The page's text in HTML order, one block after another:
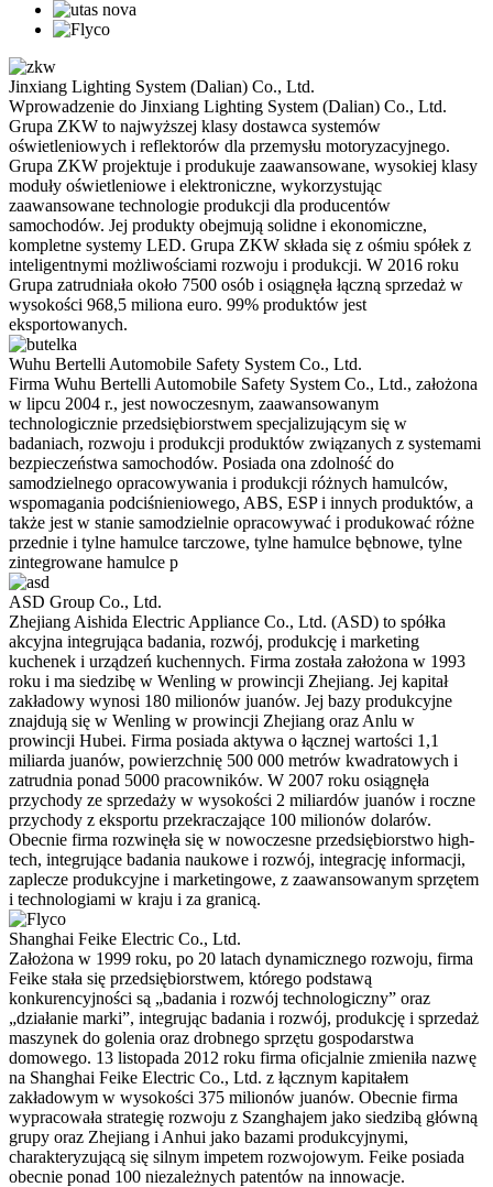
Jinxiang Lighting System (Dalian) Co., Ltd.
Wprowadzenie do Jinxiang Lighting System (Dalian) Co., Ltd.
Grupa ZKW to najwyższej klasy dostawca systemów
oświetleniowych i reflektorów dla przemysłu motoryzacyjnego.
Grupa ZKW projektuje i produkuje zaawansowane, wysokiej klasy
moduły oświetleniowe i elektroniczne, wykorzystując
zaawansowane technologie produkcji dla producentów
samochodów. Jej produkty obejmują solidne i ekonomiczne,
kompletne systemy LED. Grupa ZKW składa się z ośmiu spółek z
inteligentnymi możliwościami rozwoju i produkcji. W 2016 roku
Grupa zatrudniała około 7500 osób i osiągnęła łączną sprzedaż w
wysokości 968,5 miliona euro. 99% produktów jest
eksportowanych.
Wuhu Bertelli Automobile Safety System Co., Ltd.
Firma Wuhu Bertelli Automobile Safety System Co., Ltd., założona
w lipcu 2004 r., jest nowoczesnym, zaawansowanym
technologicznie przedsiębiorstwem specjalizującym się w
badaniach, rozwoju i produkcji produktów związanych z systemami
bezpieczeństwa samochodów. Posiada ona zdolność do
samodzielnego opracowywania i produkcji różnych hamulców,
wspomagania podciśnieniowego, ABS, ESP i innych produktów, a
także jest w stanie samodzielnie opracowywać i produkować różne
przednie i tylne hamulce tarczowe, tylne hamulce bębnowe, tylne
zintegrowane hamulce p
ASD Group Co., Ltd.
Zhejiang Aishida Electric Appliance Co., Ltd. (ASD) to spółka
akcyjna integrująca badania, rozwój, produkcję i marketing
kuchenek i urządzeń kuchennych. Firma została założona w 1993
roku i ma siedzibę w Wenling w prowincji Zhejiang. Jej kapitał
zakładowy wynosi 180 milionów juanów. Jej bazy produkcyjne
znajdują się w Wenling w prowincji Zhejiang oraz Anlu w
prowincji Hubei. Firma posiada aktywa o łącznej wartości 1,1
miliarda juanów, powierzchnię 500 000 metrów kwadratowych i
zatrudnia ponad 5000 pracowników. W 2007 roku osiągnęła
przychody ze sprzedaży w wysokości 2 miliardów juanów i roczne
przychody z eksportu przekraczające 100 milionów dolarów.
Obecnie firma rozwinęła się w nowoczesne przedsiębiorstwo high-
tech, integrujące badania naukowe i rozwój, integrację informacji,
zaplecze produkcyjne i marketingowe, z zaawansowanym sprzętem
i technologiami w kraju i za granicą.
Shanghai Feike Electric Co., Ltd.
Założona w 1999 roku, po 20 latach dynamicznego rozwoju, firma
Feike stała się przedsiębiorstwem, którego podstawą
konkurencyjności są „badania i rozwój technologiczny” oraz
„działanie marki”, integrując badania i rozwój, produkcję i sprzedaż
maszynek do golenia oraz drobnego sprzętu gospodarstwa
domowego. 13 listopada 2012 roku firma oficjalnie zmieniła nazwę
na Shanghai Feike Electric Co., Ltd. z łącznym kapitałem
zakładowym w wysokości 375 milionów juanów. Obecnie firma
wypracowała strategię rozwoju z Szanghajem jako siedzibą główną
grupy oraz Zhejiang i Anhui jako bazami produkcyjnymi,
charakteryzującą się silnym impetem rozwojowym. Feike posiada
obecnie ponad 100 niezależnych patentów na innowacje.